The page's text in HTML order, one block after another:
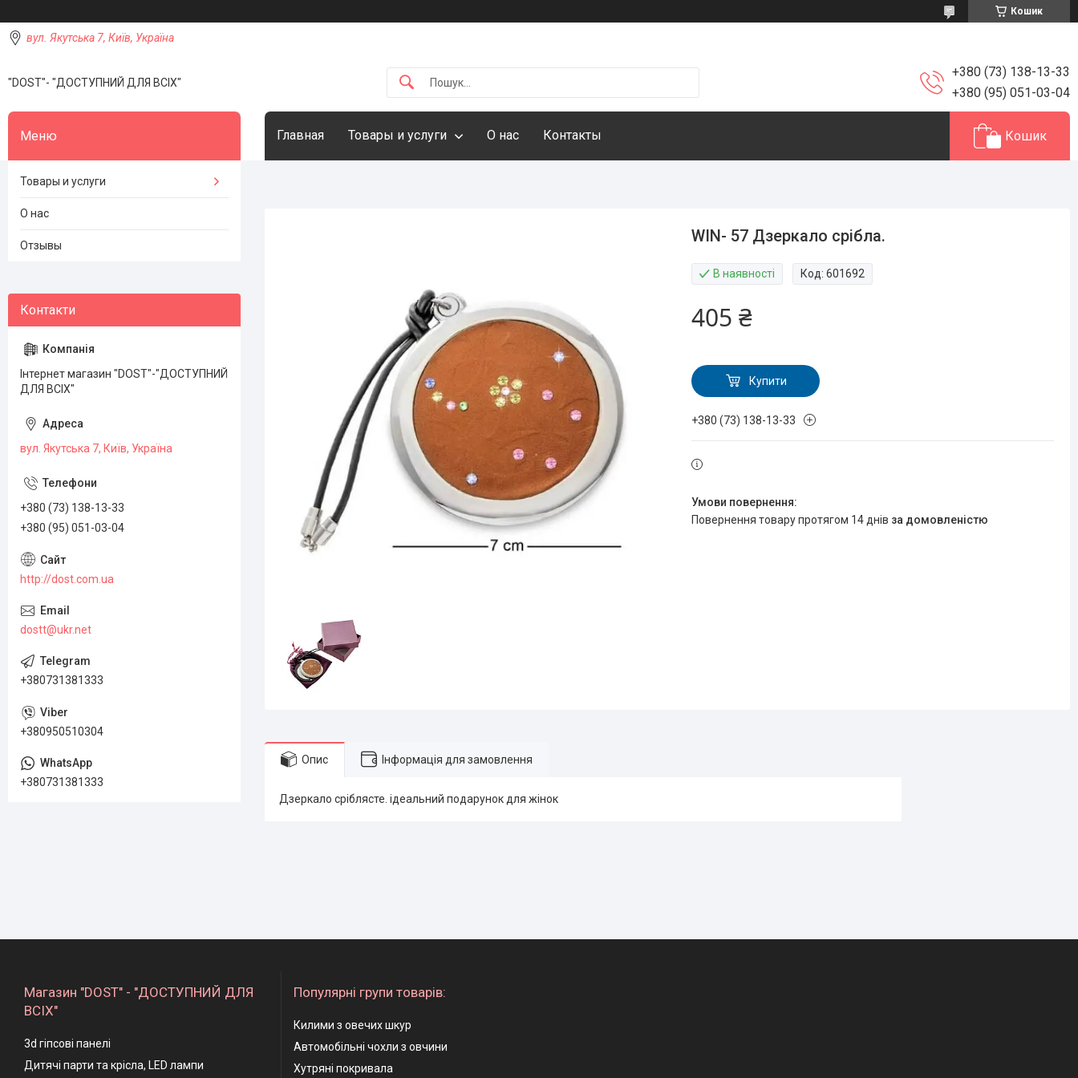
Кошик
вул. Якутська 7, Київ, Україна
"DOST"- "ДОСТУПНИЙ ДЛЯ ВСІХ"
+380 (73) 138-13-33
+380 (95) 051-03-04
Главная Товары и услуги О нас Контакты Кошик
WIN- 57 Дзеркало срібла.
В наявності Код:601692
405 ₴
Купити
+380 (73) 138-13-33
повернення товару протягом 14 днів за домовленістю
Опис Інформація для замовлення
Дзеркало сріблясте. ідеальний подарунок для жінок
Товары и услуги
О нас
Отзывы
Інтернет магазин "DOST"-"ДОСТУПНИЙ
ДЛЯ ВСІХ"
вул. Якутська 7, Київ, Україна
+380 (73) 138-13-33
+380 (95) 051-03-04
http://dost.com.ua
dostt@ukr.net
+380731381333
+380950510304
+380731381333
Магазин "DOST" - "ДОСТУПНИЙ ДЛЯ
ВСІХ"
3d гіпсові панелі
Дитячі парти та крісла, LED лампи
Популярні групи товарів:
Килими з овечих шкур
Автомобільні чохли з овчини
Хутряні покривала